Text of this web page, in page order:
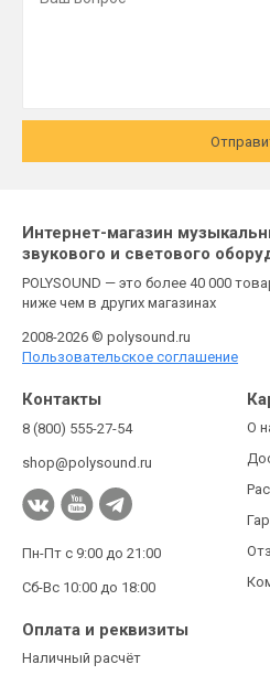
Интернет-магазин
звукового и светового
POLYSOUND — это более 40 000
ниже чем в других магазинах
2008-2026 © polysound.ru
Пользовательское соглашение
Контакты
8 (800) 555-27-54
shop@polysound.ru
Пн-Пт с 9:00 до 21:00
Сб-Вс 10:00 до 18:00
О
Оплата и реквизиты
Наличный расчёт